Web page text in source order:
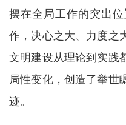
摆在全局工作的突出
作，决心之大、力度之
文明建设从理论到实践
局性变化，创造了举世
迹。